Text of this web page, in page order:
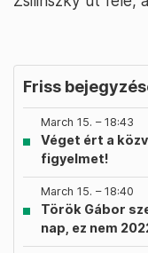
Friss
March 15. – 18:43
Véget ért a
figyelmet!
March 15. – 18:40
Török Gábor
nap, ez nem